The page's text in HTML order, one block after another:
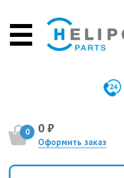
0 0 ₽
Оформить заказ